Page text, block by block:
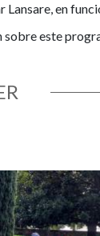
Lansare, en
este